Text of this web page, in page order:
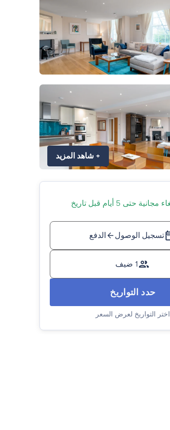
+ شاهد المزيد
سياسة إلغاء مجانية حتى 5 أيام قبل تاريخ
تسجيل الوصول الدفع
1 ضيف
حدد التواريخ
اختر التواريخ لعرض السعر